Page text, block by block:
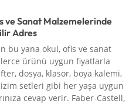
ve Sanat Malzemelerinde
Adres
bu yana okul, ofis ve sanat
ürünü uygun fiyatlarla
dosya, klasör, boya kalemi,
setleri gibi her yaşa uygun
cevap verir. Faber-Castell,